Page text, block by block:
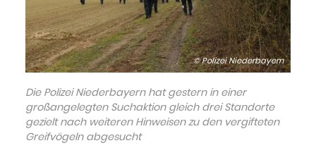
© Polizei Niederbayern
Die Polizei Niederbayern hat gestern in einer
großangelegten Suchaktion gleich drei Standorte
gezielt nach weiteren Hinweisen zu den vergifteten
Greifvögeln abgesucht